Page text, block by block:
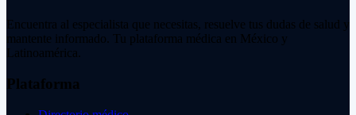
Encuentra al especialista que necesitas, resuelve tus dudas de salud y
mantente informado. Tu plataforma médica en México y
Latinoamérica.
Plataforma